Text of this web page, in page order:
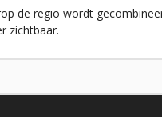
de regio wordt
zichtbaar.